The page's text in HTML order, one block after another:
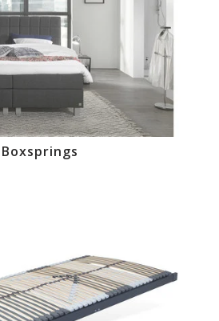
Boxsprings